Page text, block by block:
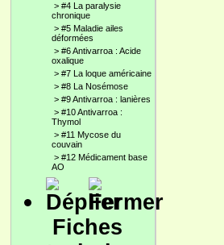
> #4 La paralysie
chronique
> #5 Maladie ailes
déformées
> #6 Antivarroa : Acide
oxalique
> #7 La loque américaine
> #8 La Nosémose
> #9 Antivarroa : lanières
> #10 Antivarroa :
Thymol
> #11 Mycose du
couvain
> #12 Médicament base
AO
Fiches